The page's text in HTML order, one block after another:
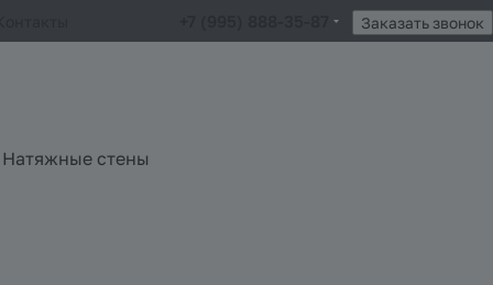
Заказать звонок
Натяжные стены